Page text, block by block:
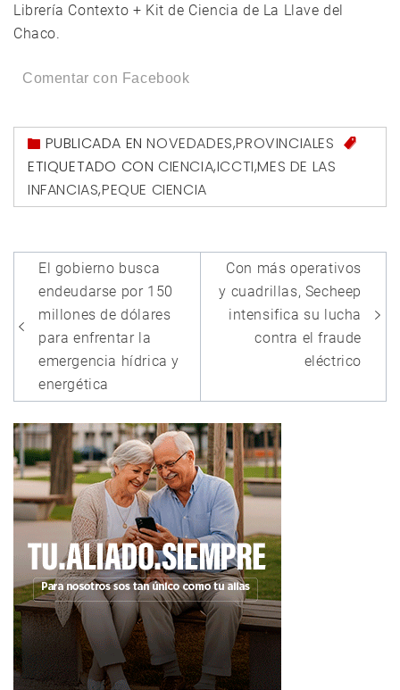
Librería Contexto + Kit de Ciencia de La Llave del
Chaco.
Comentar con Facebook
PUBLICADA ENNOVEDADES,PROVINCIALES
ETIQUETADO CON CIENCIA,ICCTI,MES DE LAS
INFANCIAS,PEQUE CIENCIA
Navegación
de
entradas
El gobierno busca
endeudarse por 150
millones de dólares
para enfrentar la
emergencia hídrica y
energética
Con más operativos
y cuadrillas, Secheep
intensifica su lucha
contra el fraude
eléctrico